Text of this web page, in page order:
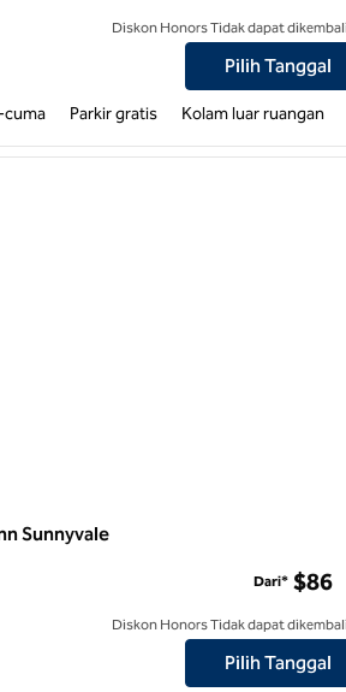
Hampton Inn Milpitas
Diskon Honors Tidak dapat
Pilih Tanggal
cuma Parkir gratis Kolam luar ruangan
Sunnyvale
Hilton Garden Inn Sunnyvale
Dari* $86
Diskon Honors Tidak dapat
Pilih Tanggal